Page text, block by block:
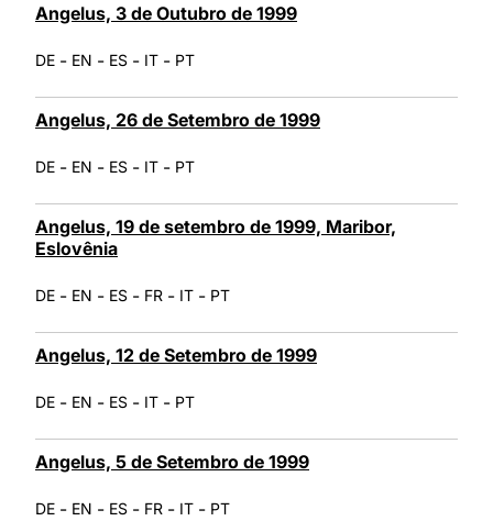
Angelus, 3 de Outubro de 1999
DE - EN - ES - IT - PT
Angelus, 26 de Setembro de 1999
DE - EN - ES - IT - PT
Angelus, 19 de setembro de 1999, Maribor,
Eslovênia
DE - EN - ES - FR - IT - PT
Angelus, 12 de Setembro de 1999
DE - EN - ES - IT - PT
Angelus, 5 de Setembro de 1999
DE - EN - ES - FR - IT - PT